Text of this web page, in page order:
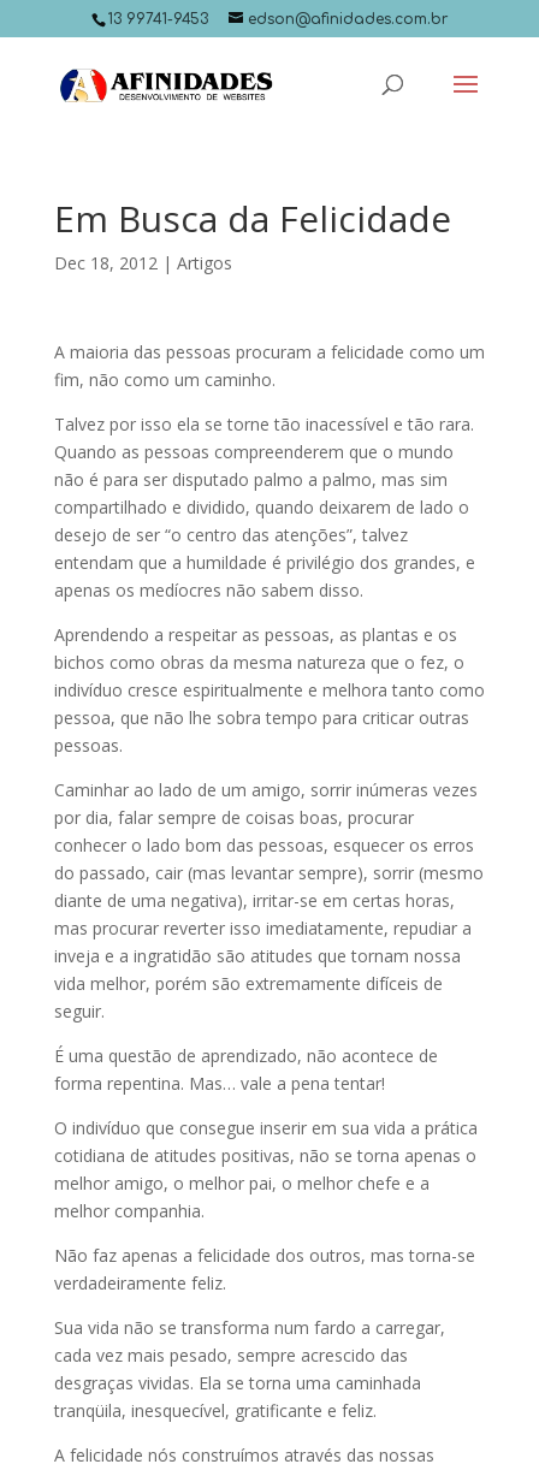
13 99741-9453 edson@afinidades.com.br
Em Busca da Felicidade
Dec 18, 2012| Artigos
A maioria das pessoas procuram a felicidade como um
fim, não como um caminho.
Talvez por isso ela se torne tão inacessível e tão rara.
Quando as pessoas compreenderem que o mundo
não é para ser disputado palmo a palmo, mas sim
compartilhado e dividido, quando deixarem de lado o
desejo de ser “o centro das atenções”, talvez
entendam que a humildade é privilégio dos grandes, e
apenas os medíocres não sabem disso.
Aprendendo a respeitar as pessoas, as plantas e os
bichos como obras da mesma natureza que o fez, o
indivíduo cresce espiritualmente e melhora tanto como
pessoa, que não lhe sobra tempo para criticar outras
pessoas.
Caminhar ao lado de um amigo, sorrir inúmeras vezes
por dia, falar sempre de coisas boas, procurar
conhecer o lado bom das pessoas, esquecer os erros
do passado, cair (mas levantar sempre), sorrir (mesmo
diante de uma negativa), irritar-se em certas horas,
mas procurar reverter isso imediatamente, repudiar a
inveja e a ingratidão são atitudes que tornam nossa
vida melhor, porém são extremamente difíceis de
seguir.
É uma questão de aprendizado, não acontece de
forma repentina. Mas… vale a pena tentar!
O indivíduo que consegue inserir em sua vida a prática
cotidiana de atitudes positivas, não se torna apenas o
melhor amigo, o melhor pai, o melhor chefe e a
melhor companhia.
Não faz apenas a felicidade dos outros, mas torna-se
verdadeiramente feliz.
Sua vida não se transforma num fardo a carregar,
cada vez mais pesado, sempre acrescido das
desgraças vividas. Ela se torna uma caminhada
tranqüila, inesquecível, gratificante e feliz.
A felicidade nós construímos através das nossas